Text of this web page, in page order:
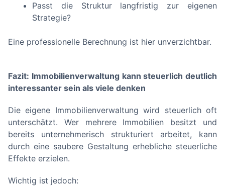
Passt die Struktur langfristig zur eigenen
Strategie?
Eine professionelle Berechnung ist hier unverzichtbar.
Fazit: Immobilienverwaltung kann steuerlich deutlich
interessanter sein als viele denken
Die eigene Immobilienverwaltung wird steuerlich oft
unterschätzt. Wer mehrere Immobilien besitzt und
bereits unternehmerisch strukturiert arbeitet, kann
durch eine saubere Gestaltung erhebliche steuerliche
Effekte erzielen.
Wichtig ist jedoch: